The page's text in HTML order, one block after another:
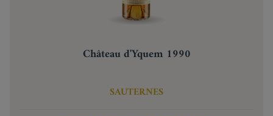
Château d'Yquem 1990
SAUTERNES